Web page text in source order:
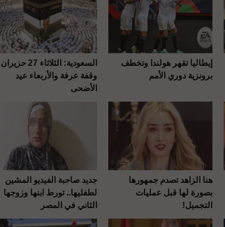
إيطاليا تقهر هولندا وتخطف
برونزية دوري الأمم
السعودية: الثلاثاء 27 حزيران
وقفة عرفة والأربعاء عيد
الأضحى
هنا الزاهد تصدم جمهورها
بصورة لها قبل عمليات
التجميل!
جديد صاحبة الفيديو المشين
لطفليها.. تورط ابنها وزوجها
الثاني في المصر